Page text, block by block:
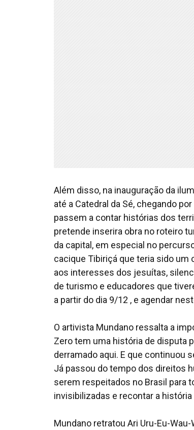
Além disso, na inauguração da
até a Catedral da Sé, chegando
passem a contar histórias dos
pretende inserira obra no roteiro
da capital, em especial no
cacique Tibiriçá que teria sido um
aos interesses dos jesuítas,
de turismo e educadores que
a partir do dia 9/12 , e agendar
O artivista Mundano ressalta a
Zero tem uma história de disputa
derramado aqui. E que continuou
Já passou do tempo dos direitos
serem respeitados no Brasil para
invisibilizadas e recontar a
Mundano retratou Ari Uru-Eu-